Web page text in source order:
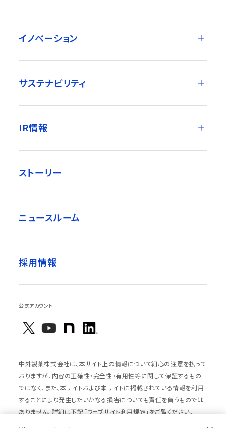
イノベーション
サステナビリティ
IR情報
ストーリー
ニュースルーム
採用情報
公式アカウント
中外製薬株式会社は、本サイト上の情報について細心の注意を払って
おりますが、内容の正確性・完全性・有用性等に関して保証するもの
ではなく、また、本サイトおよび本サイトに掲載されている情報を利用
することにより発生したいかなる損害についても責任を負うものでは
ありません。詳細は下記「ウェブサイト利用規定」をご覧ください。